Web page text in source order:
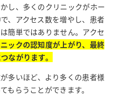
し、多くのクリニックがホー
、アクセス数を増やし、患者
簡単ではありません。アクセ
ックの認知度が上がり、最終
ながります。
多いほど、より多くの患者様
もらうことができます。